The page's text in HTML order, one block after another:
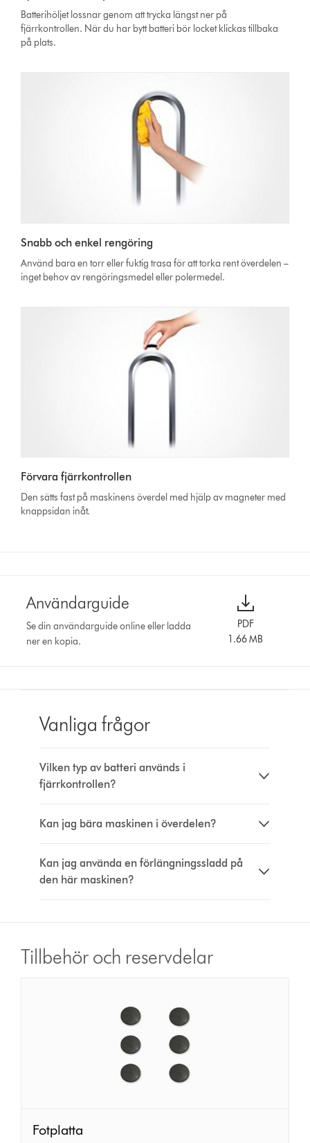
Batterihöljet lossnar genom att trycka längst ner på
fjärrkontrollen. När du har bytt batteri bör locket klickas tillbaka
på plats.
Snabb och enkel rengöring
Använd bara en torr eller fuktig trasa för att torka rent överdelen –
inget behov av rengöringsmedel eller polermedel.
Förvara fjärrkontrollen
Den sätts fast på maskinens överdel med hjälp av magneter med
knappsidan inåt.
Användarguide
Se din användarguide online eller ladda
ner en kopia.
PDF
1.66 MB
Vanliga frågor
Vilken typ av batteri används i
fjärrkontrollen?
Kan jag bära maskinen i överdelen?
Kan jag använda en förlängningssladd på
den här maskinen?
Tillbehör och reservdelar
Fotplatta